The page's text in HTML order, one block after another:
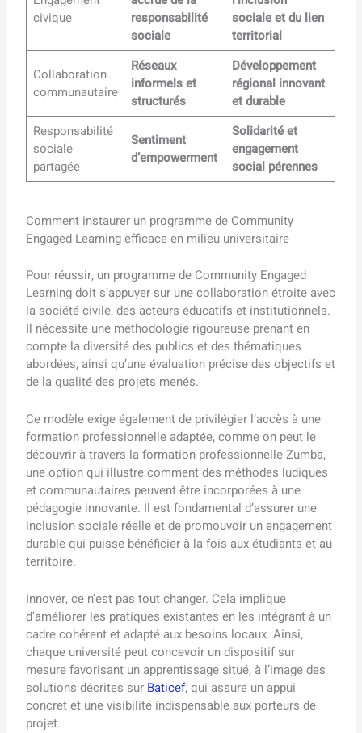
civique
responsabilité
sociale
sociale et du lien
territorial
Collaboration
communautaire
Réseaux
informels et
structurés
Développement
régional innovant
et durable
Responsabilité
sociale
partagée
Sentiment
d’empowerment
Solidarité et
engagement
social pérennes
Comment instaurer un programme de Community
Engaged Learning efficace en milieu universitaire
Pour réussir, un programme de Community Engaged
Learning doit s’appuyer sur une collaboration étroite avec
la société civile, des acteurs éducatifs et institutionnels.
Il nécessite une méthodologie rigoureuse prenant en
compte la diversité des publics et des thématiques
abordées, ainsi qu’une évaluation précise des objectifs et
de la qualité des projets menés.
Ce modèle exige également de privilégier l’accès à une
formation professionnelle adaptée, comme on peut le
découvrir à travers la formation professionnelle Zumba,
une option qui illustre comment des méthodes ludiques
et communautaires peuvent être incorporées à une
pédagogie innovante. Il est fondamental d’assurer une
inclusion sociale réelle et de promouvoir un engagement
durable qui puisse bénéficier à la fois aux étudiants et au
territoire.
Innover, ce n’est pas tout changer. Cela implique
d’améliorer les pratiques existantes en les intégrant à un
cadre cohérent et adapté aux besoins locaux. Ainsi,
chaque université peut concevoir un dispositif sur
mesure favorisant un apprentissage situé, à l’image des
solutions décrites sur Baticef, qui assure un appui
concret et une visibilité indispensable aux porteurs de
projet.